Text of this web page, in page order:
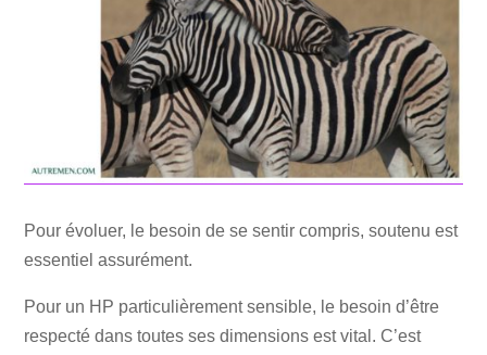
Pour évoluer, le besoin de se sentir compris, soutenu est
essentiel assurément.
Pour un HP particulièrement sensible, le besoin d’être
respecté dans toutes ses dimensions est vital. C’est